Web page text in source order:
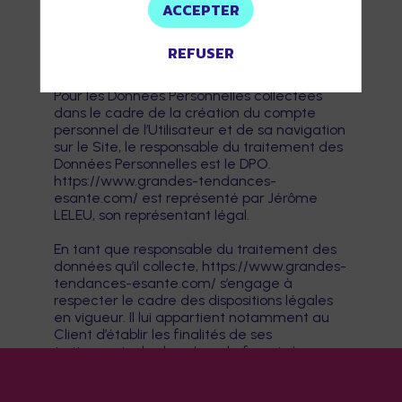
Règlement Général sur la Protection des
Données (RGPD : n° 2016-679).
RESPONSABLES DE LA COLLECTE DES
Pour les Données Personnelles collectées
dans le cadre de la création du compte
personnel de l’Utilisateur et de sa navigation
sur le Site, le responsable du traitement des
Données Personnelles est le DPO.
https://www.grandes-tendances-
esante.com/ est représenté par Jérôme
LELEU, son représentant légal.
En tant que responsable du traitement des
données qu’il collecte, https://www.grandes-
tendances-esante.com/ s’engage à
respecter le cadre des dispositions légales
en vigueur. Il lui appartient notamment au
Client d’établir les finalités de ses
traitements de données, de fournir à ses
ACCEPTER
REFUSER